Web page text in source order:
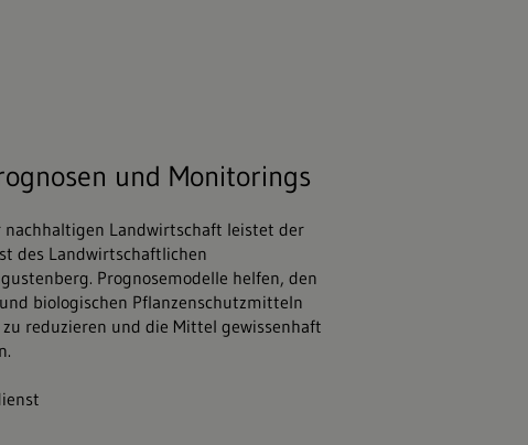
und Monitorings
Landwirtschaft leistet der
des Landwirtschaftlichen
Prognosemodelle helfen, den
biologischen Pflanzenschutzmitteln
reduzieren und die Mittel gewissenhaft